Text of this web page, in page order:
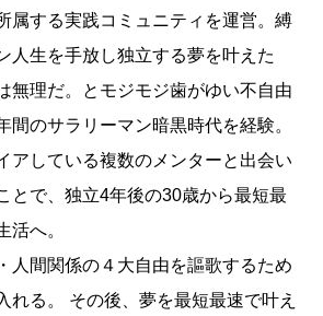
属する実践コミュニティを運営。縛
人生を手放し独立する夢を叶えた
無理だ。とモジモジ歯がゆい不自由
間のサラリーマン暗黒時代を経験。
アしている複数のメンターと出会い
とで、独立4年後の30歳から最短最
活へ。
人間関係の４大自由を謳歌するため
れる。 その後、夢を最短最速で叶え